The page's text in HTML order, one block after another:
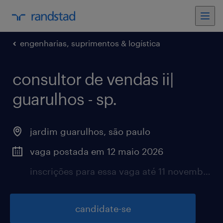
engenharias, suprimentos & logística
consultor de vendas ii|
guarulhos - sp.
jardim guarulhos, são paulo
vaga postada em 12 maio 2026
inscrições para essa vaga até 11 novembro 2026
candidate-se